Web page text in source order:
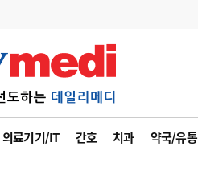
의료기기/IT 간호 치과 약국/유통
6
관리급여 실시